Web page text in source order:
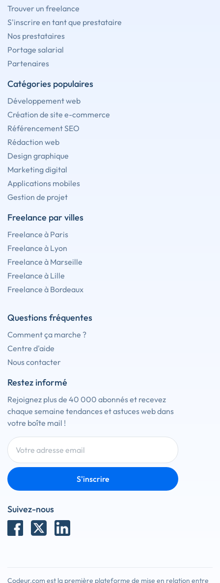
Trouver un freelance
S'inscrire en tant que prestataire
Nos prestataires
Portage salarial
Partenaires
Catégories populaires
Développement web
Création de site e-commerce
Référencement SEO
Rédaction web
Design graphique
Marketing digital
Applications mobiles
Gestion de projet
Freelance par villes
Freelance à Paris
Freelance à Lyon
Freelance à Marseille
Freelance à Lille
Freelance à Bordeaux
Questions fréquentes
Comment ça marche ?
Centre d'aide
Nous contacter
Restez informé
Rejoignez plus de 40 000 abonnés et recevez
chaque semaine tendances et astuces web dans
votre boîte mail !
S'inscrire
Suivez-nous
Codeur.com est la première plateforme de mise en relation entre